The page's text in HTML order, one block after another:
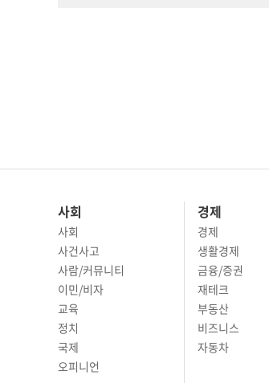
사회
사회
사건사고
사람/커뮤니티
이민/비자
교육
정치
경제
경제
생활경제
금융/증권
재테크
부동산